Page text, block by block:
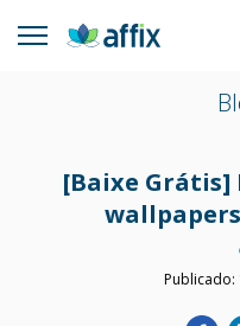
content
Affix
Administradora de Benefícios
[Baixe Grátis]
Publicado: